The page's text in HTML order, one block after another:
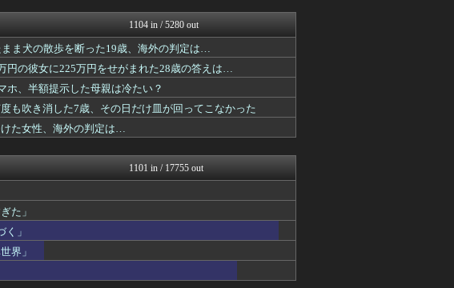
だ」
ハナミズキの韓国ブログ[海...
世界の憂鬱 海外・韓国の反...
あんな...
海外トークログ
のを聞いた...
Ask Reddit まと...
美しさを備...
コーヒーと翻訳
トモダチ...
海外さんいらっしゃい 海外...
海外興味津...
海外のお前ら 海外の反応
のに「ま...
JDM速報 海外の反応
応
こんなニュースにでくわした
ハウメニージャパン！
」...
をめぐる海...
反応）
海外の反応スポーツ
メリカの良...
ガラパゴスジャパン - 海...
さすがに...
・・」
コリアル
1104 in / 5280 out
ま犬の散歩を断った19歳、海外の判定は…
円の彼女に225万円をせがまれた28歳の答えは…
ホ、半額提示した母親は冷たい？
も吹き消した7歳、その日だけ皿が回ってこなかった
けた女性、海外の判定は…
1101 in / 17755 out
た」
」
界」